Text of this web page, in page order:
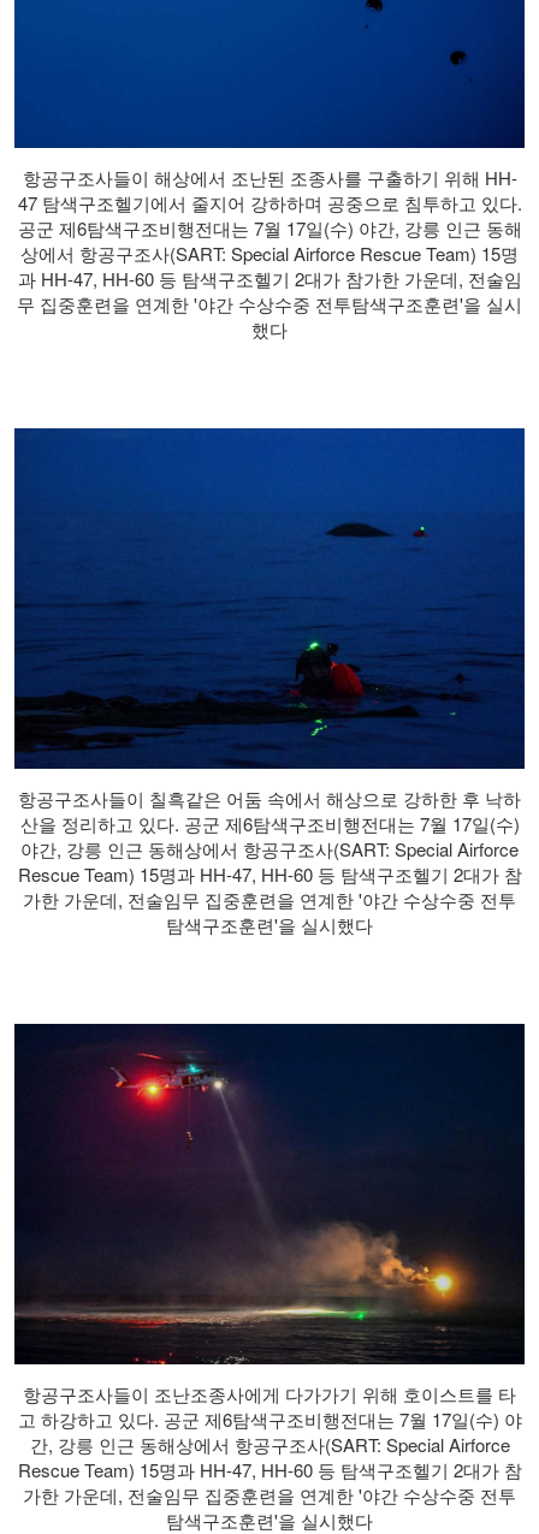
항공구조사들이 해상에서 조난된 조종사를 구출하기 위해 HH-
47 탐색구조헬기에서 줄지어 강하하며 공중으로 침투하고 있다.
공군 제6탐색구조비행전대는 7월 17일(수) 야간, 강릉 인근 동해
상에서 항공구조사(SART: Special Airforce Rescue Team) 15명
과 HH-47, HH-60 등 탐색구조헬기 2대가 참가한 가운데, 전술임
무 집중훈련을 연계한 '야간 수상수중 전투탐색구조훈련'을 실시
했다
항공구조사들이 칠흑같은 어둠 속에서 해상으로 강하한 후 낙하
산을 정리하고 있다. 공군 제6탐색구조비행전대는 7월 17일(수)
야간, 강릉 인근 동해상에서 항공구조사(SART: Special Airforce
Rescue Team) 15명과 HH-47, HH-60 등 탐색구조헬기 2대가 참
가한 가운데, 전술임무 집중훈련을 연계한 '야간 수상수중 전투
탐색구조훈련'을 실시했다
항공구조사들이 조난조종사에게 다가가기 위해 호이스트를 타
고 하강하고 있다. 공군 제6탐색구조비행전대는 7월 17일(수) 야
간, 강릉 인근 동해상에서 항공구조사(SART: Special Airforce
Rescue Team) 15명과 HH-47, HH-60 등 탐색구조헬기 2대가 참
가한 가운데, 전술임무 집중훈련을 연계한 '야간 수상수중 전투
탐색구조훈련'을 실시했다